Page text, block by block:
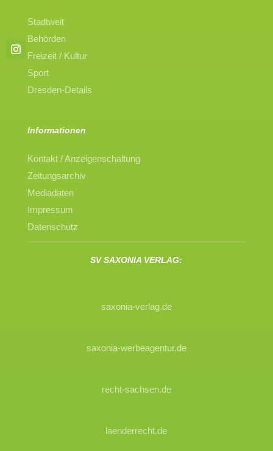
Stadtweit
Behörden
Freizeit / Kultur
Sport
Dresden-Details
Informationen
Kontakt / Anzeigenschaltung
Zeitungsarchiv
Mediadaten
Impressum
Datenschutz
SV SAXONIA VERLAG:
saxonia-verlag.de
saxonia-werbeagentur.de
recht-sachsen.de
laenderrecht.de